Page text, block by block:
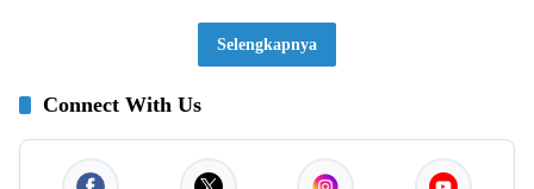
Selengkapnya
Connect With Us